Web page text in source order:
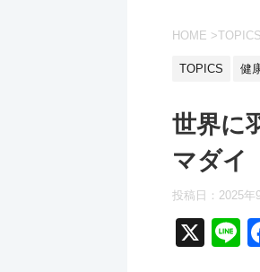
HOME >TOPICS
TOPICS 健
世界に
マダイ
投稿日：2025年
X